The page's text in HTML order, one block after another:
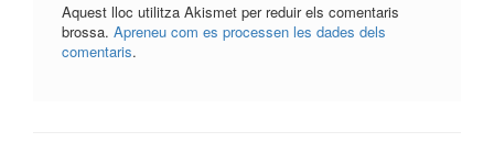
Aquest lloc utilitza Akismet per reduir els comentaris
brossa. Apreneu com es processen les dades dels
comentaris.